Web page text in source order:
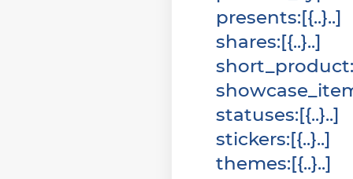
presents:[{ } ]
shares:[{ } ]
short_product:
statuses:[{ } ]
stickers:[{ } ]
themes:[{ } ]